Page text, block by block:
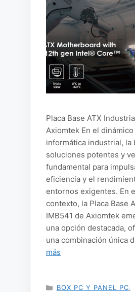
Placa Base ATX
Axiomtek En el
informática industrial, la
soluciones potentes y
fundamental para
eficiencia y el
entornos exigentes. En
contexto, la Placa Base
IMB541 de Axiomtek
una opción destacada,
una combinación única
más
CATEGORÍAS
BOX PC Y PANEL PC